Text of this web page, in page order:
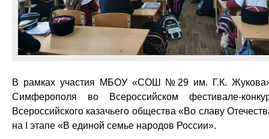
В рамках участия МБОУ «СОШ №29 им. Г.К.
Симферополя во Всероссийском фестивале-
Всероссийского казачьего общества «Во славу
на I этапе «В единой семье народов России».